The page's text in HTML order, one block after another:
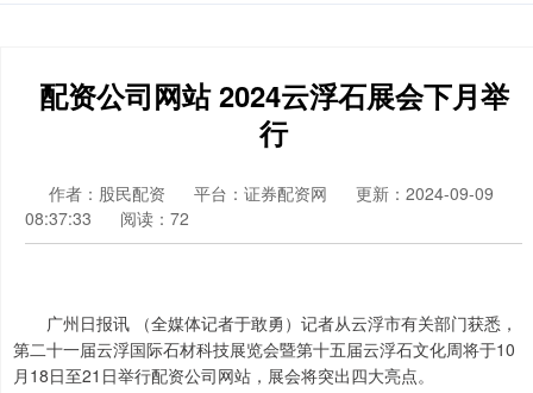
配资公司网站 2024云浮石展会下月举
行
作者：股民配资 平台：证券配资网
更新：2024-09-09
08:37:33
阅读：72
广州日报讯 （全媒体记者于敢勇）记者从云浮市有关部门获悉，
第二十一届云浮国际石材科技展览会暨第十五届云浮石文化周将于10
月18日至21日举行配资公司网站，展会将突出四大亮点。